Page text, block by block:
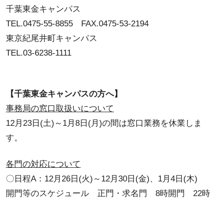
千葉東金キャンパス
TEL.0475-55-8855 FAX.0475-53-2194
東京紀尾井町キャンパス
TEL.03-6238-1111
【千葉東金キャンパスの方へ】
事務局の窓口取扱いについて
12月23日(土)～1月8日(月)の間は窓口業務を休業しま
す。
各門の対応について
〇日程A：12月26日(火)～12月30日(金)、1月4日(木)
開門等のスケジュール 正門・求名門 8時開門 22時